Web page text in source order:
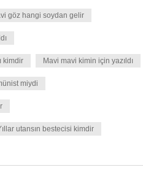
göz hangi soydan gelir
kimdir Mavi mavi kimin için yazıldı
miydi
utansın bestecisi kimdir